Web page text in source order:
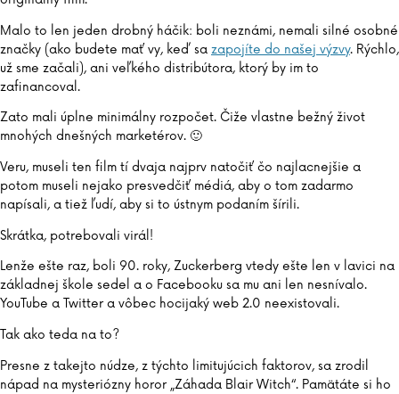
Malo to len jeden drobný háčik: boli neznámi, nemali silné osobné
značky (ako budete mať vy, keď sa zapojíte do našej výzvy. Rýchlo,
už sme začali), ani veľkého distribútora, ktorý by im to
zafinancoval.
Zato mali úplne minimálny rozpočet. Čiže vlastne bežný život
mnohých dnešných marketérov. 🙂
Veru, museli ten film tí dvaja najprv natočiť čo najlacnejšie a
potom museli nejako presvedčiť médiá, aby o tom zadarmo
napísali, a tiež ľudí, aby si to ústnym podaním šírili.
Skrátka, potrebovali virál!
Lenže ešte raz, boli 90. roky, Zuckerberg vtedy ešte len v lavici na
základnej škole sedel a o Facebooku sa mu ani len nesnívalo.
YouTube a Twitter a vôbec hocijaký web 2.0 neexistovali.
Tak ako teda na to?
Presne z takejto núdze, z týchto limitujúcich faktorov, sa zrodil
nápad na mysteriózny horor „Záhada Blair Witch“. Pamätáte si ho